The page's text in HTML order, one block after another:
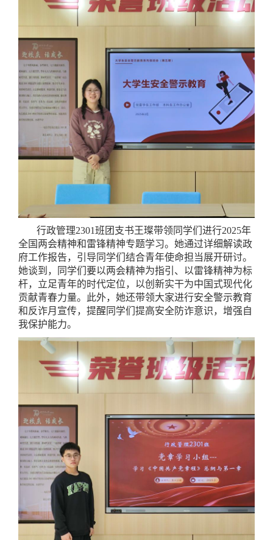
行政管理2301班团支书王璨带领同学们进行2025年
全国两会精神和雷锋精神专题学习。她通过详细解读政
府工作报告，引导同学们结合青年使命担当展开研讨。
她谈到，同学们要以两会精神为指引、以雷锋精神为标
杆，立足青年的时代定位，以创新实干为中国式现代化
贡献青春力量。此外，她还带领大家进行安全警示教育
和反诈月宣传，提醒同学们提高安全防诈意识，增强自
我保护能力。